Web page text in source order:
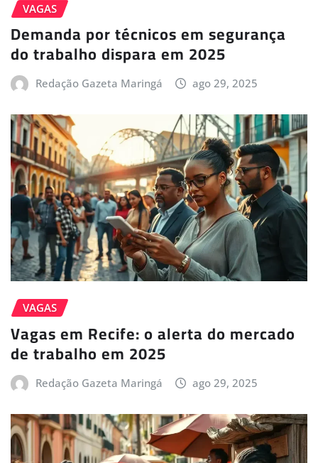
VAGAS
Demanda por técnicos em segurança
do trabalho dispara em 2025
Redação Gazeta Maringá ago 29, 2025
VAGAS
Vagas em Recife: o alerta do mercado
de trabalho em 2025
Redação Gazeta Maringá ago 29, 2025